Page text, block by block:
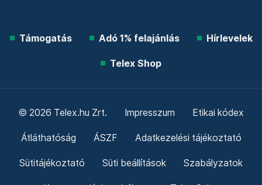
Támogatás Adó 1% felajánlás Hírlevelek
Telex Shop
© 2026 Telex.hu Zrt. Impresszum Etikai kódex
Átláthatóság ÁSZF Adatkezelési tájékoztató
Sütitájékoztató Süti beállítások Szabályzatok